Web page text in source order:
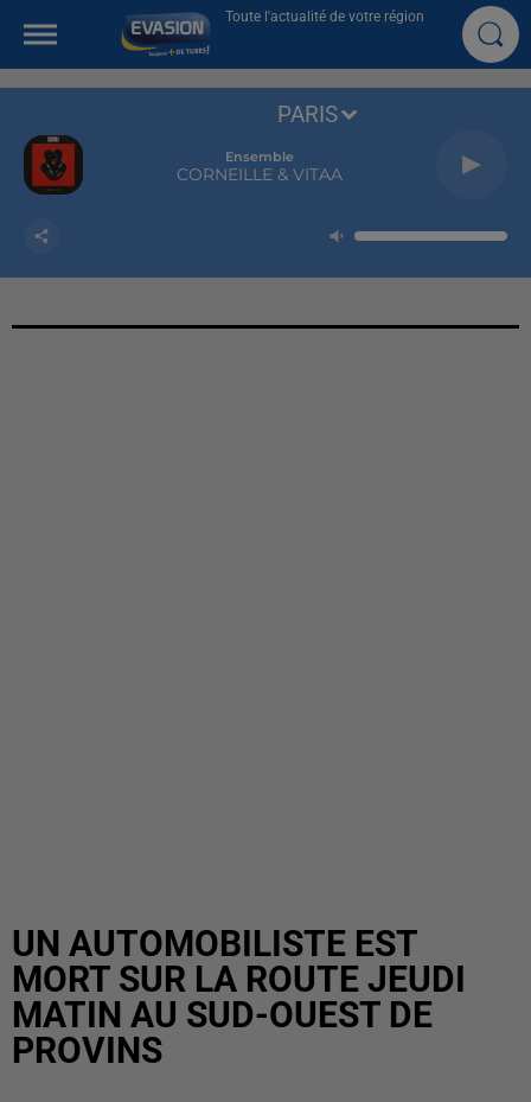
Toute l'actualité de votre région
Ensemble
CORNEILLE & VITAA
PARIS
UN AUTOMOBILISTE EST
MORT SUR LA ROUTE JEUDI
MATIN AU SUD-OUEST DE
PROVINS